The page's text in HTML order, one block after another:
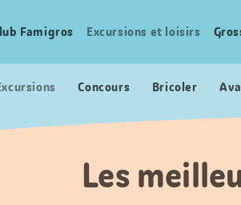
Famigros Excursions et loisirs
Concours Bricoler
Les